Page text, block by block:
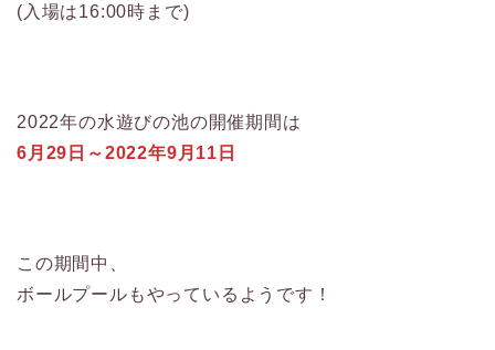
(入場は16:00時まで)
2022年の水遊びの池の開催期間は
6月29日～2022年9月11日
この期間中、
ボールプールもやっているようです！